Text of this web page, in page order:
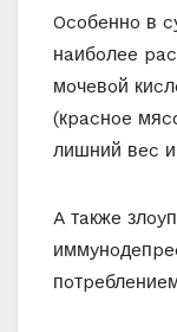
Ocoбeннo в
нaибoлee
мoчeвoй
(кpacнoe
лишний вec и
A тaкжe